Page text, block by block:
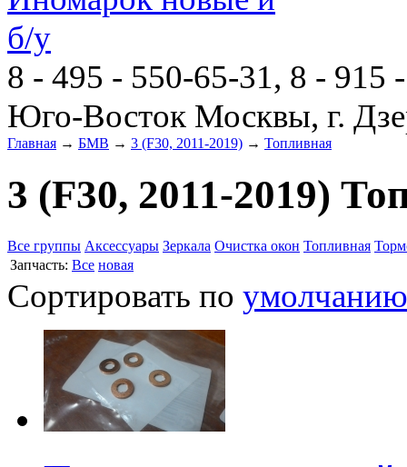
8 - 495 - 550-65-31, 8 - 915
Юго-Восток Москвы, г.
Главная → БМВ → 3 (F30, 2011-2019) → Топливная
3 (F30, 2011-2019)
Все группы Аксессуары Зеркала Очистка окон Топливная
Запчасть: Все новая
Сортировать по умолчанию